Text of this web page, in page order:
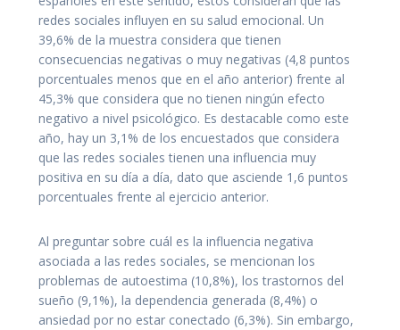
redes sociales influyen en su salud emocional. Un
39,6% de la muestra considera que tienen
consecuencias negativas o muy negativas (4,8 puntos
porcentuales menos que en el año anterior) frente al
45,3% que considera que no tienen ningún efecto
negativo a nivel psicológico. Es destacable como este
año, hay un 3,1% de los encuestados que considera
que las redes sociales tienen una influencia muy
positiva en su día a día, dato que asciende 1,6 puntos
porcentuales frente al ejercicio anterior.
Al preguntar sobre cuál es la influencia negativa
asociada a las redes sociales, se mencionan los
problemas de autoestima (10,8%), los trastornos del
sueño (9,1%), la dependencia generada (8,4%) o
ansiedad por no estar conectado (6,3%). Sin embargo,